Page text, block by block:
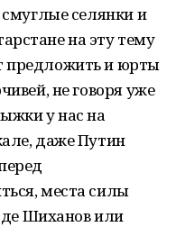
селянки и
на эту тему
предложить и юрты
не говоря уже
у нас на
даже Путин
места силы
Шиханов или